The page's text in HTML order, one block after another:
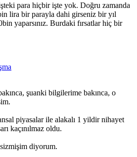
para hiçbir işte yok. Doğru zamanda
lira bir parayla dahi girseniz bir yıl
yaparsınız. Burdaki fırsatlar hiç bir
şuanki bilgilerime bakınca, o
piyasalar ile alakalı 1 yildir nihayet
kaçınılmaz oldu.
diyorum.